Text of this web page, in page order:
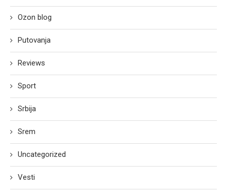
Ozon blog
Putovanja
Reviews
Sport
Srbija
Srem
Uncategorized
Vesti